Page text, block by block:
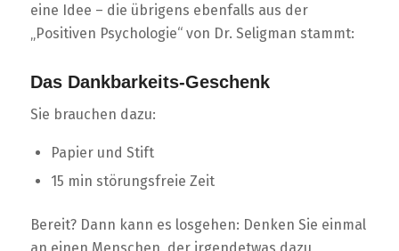
eine Idee – die übrigens ebenfalls aus der
„Positiven Psychologie“ von Dr. Seligman stammt:
Das Dankbarkeits-Geschenk
Sie brauchen dazu:
Papier und Stift
15 min störungsfreie Zeit
Bereit? Dann kann es losgehen: Denken Sie einmal